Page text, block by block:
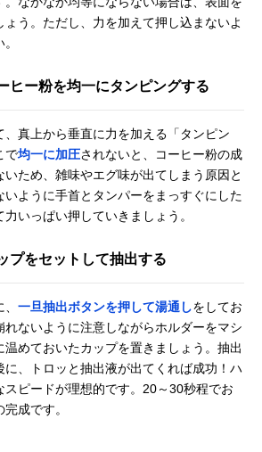
う。ただし、力を加えて押し込まないよ
ヒー粉を均一にタンピングする
、真上から垂直に力を加える「タンピン
で均一に加圧されないと、コーヒー粉の成
ため、雑味やエグ味が出てしまう原因と
いように手首とタンパーをまっすぐにした
いっぱい押していきましょう。
プをセットして抽出する
一旦抽出ボタンを押して湯通しをしてお
れないように注意しながらホルダーをマシ
温めておいたカップを置きましょう。抽出
、トロッと抽出液が出てくれば成功！ハ
スピードが理想的です。20～30秒程でお
成です。